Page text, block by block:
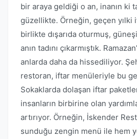
bir araya geldiği o an, inanın ki
güzellikte. Örneğin, geçen yılki
birlikte dışarıda oturmuş,
anın tadını çıkarmıştık.
anlarda daha da hissediliyor.
restoran, iftar menüleriyle bu
Sokaklarda dolaşan iftar
insanların birbirine olan
artırıyor. Örneğin, İskender
sunduğu zengin menü ile hem